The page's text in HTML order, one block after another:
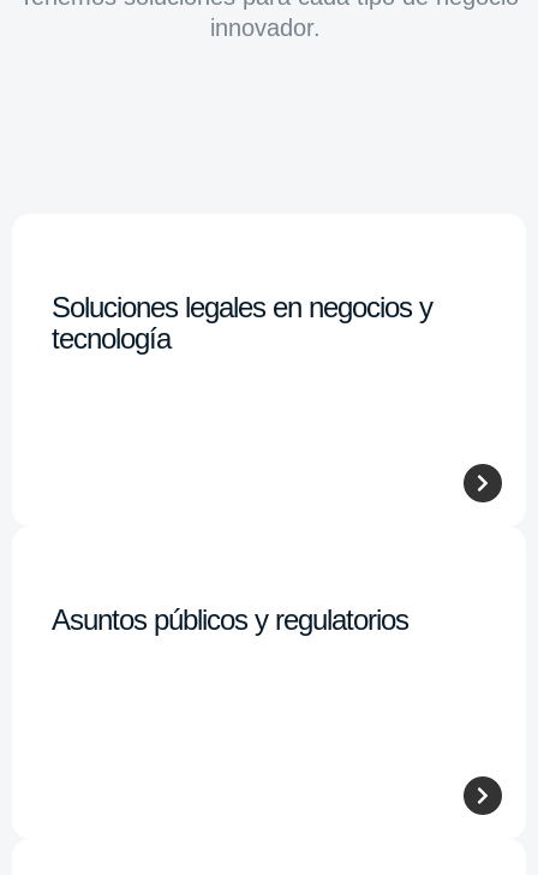
innovador.
Soluciones legales en negocios y
tecnología
Asuntos públicos y regulatorios